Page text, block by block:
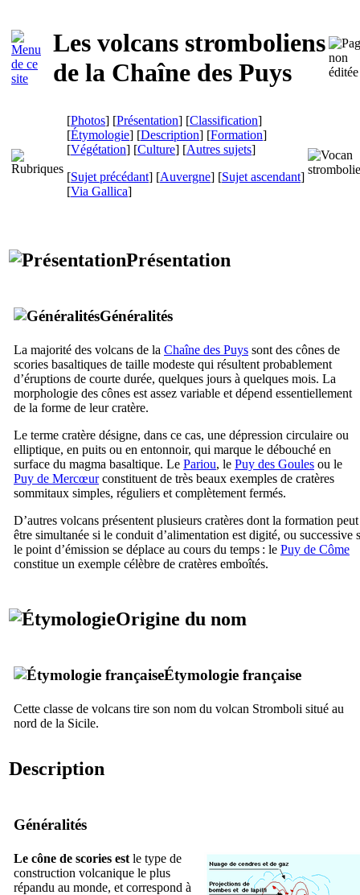
Les volcans stromboliens
de la Chaîne des Puys
[Photos] [Présentation] [Classification]
[Étymologie] [Description] [Formation]
[Végétation] [Culture] [Autres sujets]
[Sujet précédant] [Auvergne] [Sujet ascendant]
[Via Gallica]
Présentation
Généralités
La majorité des volcans de la Chaîne des Puys sont des cônes de
scories basaltiques de taille modeste qui résultent probablement
d’éruptions de courte durée, quelques jours à quelques mois. La
morphologie des cônes est assez variable et dépend essentiellement
de la forme de leur cratère.
Le terme cratère désigne, dans ce cas, une dépression circulaire ou
elliptique, en puits ou en entonnoir, qui marque le débouché en
surface du magma basaltique. Le Pariou, le Puy des Goules ou le
Puy de Mercœurconstituent de très beaux exemples de cratères
sommitaux simples, réguliers et complètement fermés.
D’autres volcans présentent plusieurs cratères dont la formation peut
être simultanée si le conduit d’alimentation est digité, ou successive
le point d’émission se déplace au cours du temps : le Puy de Côme
constitue un exemple célèbre de cratères emboîtés.
Origine du nom
Étymologie française
Cette classe de volcans tire son nom du volcan Stromboli situé au
nord de la Sicile.
Description
Généralités
Le cône de scories est le type de
construction volcanique le plus
répandu au monde, et correspond à